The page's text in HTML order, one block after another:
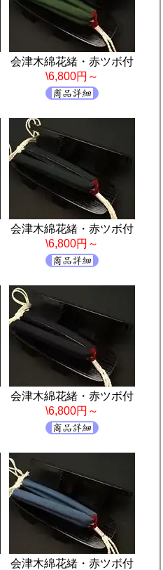
会津木綿花緒・赤ツボ付
\6,800円～
会津木綿花緒・赤ツボ付
\6,800円～
会津木綿花緒・赤ツボ付
\6,800円～
会津木綿花緒・赤ツボ付